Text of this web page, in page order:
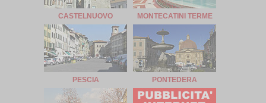
CASTELNUOVO MONTECATINI TERME
PESCIA PONTEDERA